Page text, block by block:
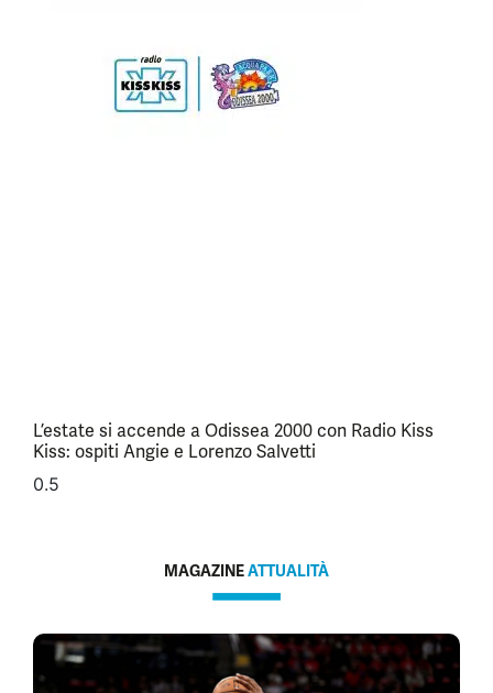
L’estate si accende a Odissea 2000 con Radio Kiss
Kiss: ospiti Angie e Lorenzo Salvetti
MAGAZINEATTUALITÀ